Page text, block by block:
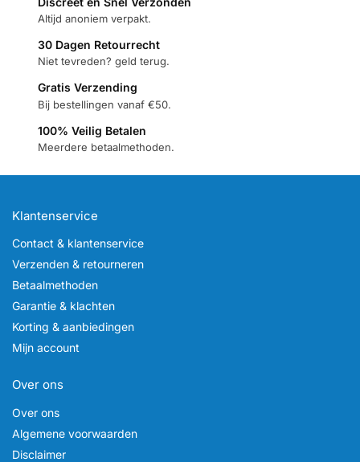
Altijd anoniem verpakt.
30 Dagen Retourrecht
Niet tevreden? geld terug.
Gratis Verzending
Bij bestellingen vanaf €50.
100% Veilig Betalen
Meerdere betaalmethoden.
Klantenservice
Contact & klantenservice
Verzenden & retourneren
Betaalmethoden
Garantie & klachten
Korting & aanbiedingen
Mijn account
Over ons
Over ons
Algemene voorwaarden
Disclaimer